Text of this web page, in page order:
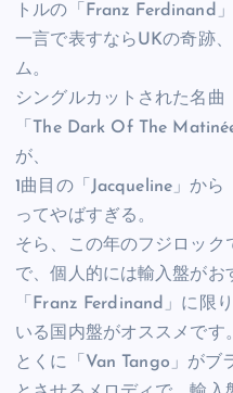
トルの「Franz Ferdinand」
一言で表すならUKの奇跡
ム。
シングルカットされた名
「The Dark Of The
が、
1曲目の「Jacqueline」か
ってやばすぎる。
そら、この年のフジロック
で、個人的には輸入盤がお
「Franz Ferdinand」に限
いる国内盤がオススメです。
とくに「Van Tango」がブ